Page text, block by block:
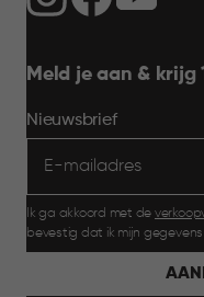
Meld je aan & krijg
Nieuwsbrief
Ik ga akkoord met de
bevestig dat ik mijn